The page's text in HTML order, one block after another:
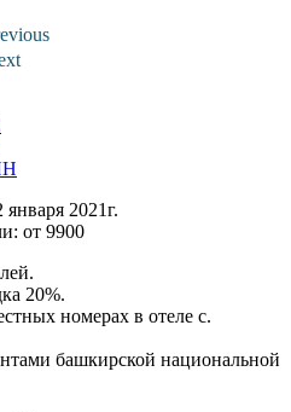
января 2021г.
от 9900
20%.
номерах в отеле с.
башкирской национальной